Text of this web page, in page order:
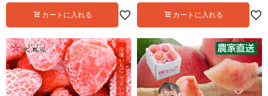
【0452556】
カートに入れる
レゼント 果物フルーツの大嶌屋
（おおしまや）カートに入れる